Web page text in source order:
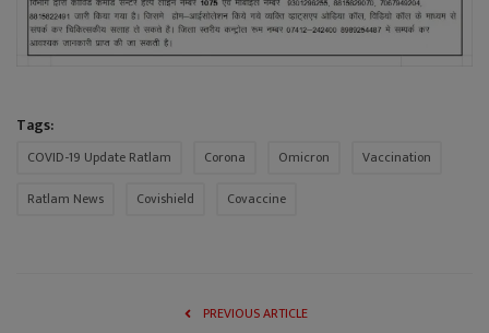
Tags:
COVID-19 Update Ratlam Corona Omicron
Vaccination
Ratlam News
Covishield Covaccine
PREVIOUS ARTICLE